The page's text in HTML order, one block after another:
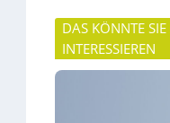
DAS KÖNNTE
INTERESSIEREN